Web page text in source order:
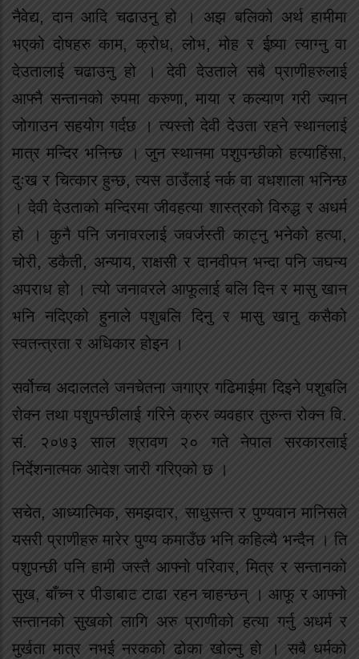
नैवेद्य, दान आदि चढाउनु हो । अझ बलिको अर्थ हामीमा
भएको दोषहरु काम, क्रोध, लोभ, मोह र ईष्र्या त्याग्नु वा
देउतालाई चढाउनु हो । देवी देउताले सबै प्राणीहरुलाई
आफ्नै सन्तानको रुपमा करुणा, माया र कल्याण गरी ज्यान
जोगाउन सहयोग गर्दछ । त्यस्तो देवी देउता रहने स्थानलाई
मात्र मन्दिर भनिन्छ । जुन स्थानमा पशुपन्छीको हत्याहिंसा,
दुःख र चित्कार हुन्छ, त्यस ठाउँलाई नर्क वा वधशाला भनिन्छ
। देवी देउताको मन्दिरमा जीवहत्या शास्त्रको विरुद्ध र अधर्म
हो । कुनै पनि जनावरलाई जवर्जस्ती काट्नु भनेको हत्या,
चोरी, डकैती, अन्याय, राक्षसी र दानवीपन भन्दा पनि जघन्य
अपराध हो । त्यो जनावरले आफूलाई बलि दिन र मासु खान
भनि नदिएको हुनाले पशुबलि दिनु र मासु खानु कसैको
स्वतन्त्रता र अधिकार होइन ।
सर्वोच्च अदालतले जनचेतना जगाएर गढिमाईमा दिइने पशुबलि
रोक्न तथा पशुपन्छीलाई गरिने क्रुर व्यवहार तुरुन्त रोक्न वि.
सं. २०७३ साल श्रावण २० गते नेपाल सरकारलाई
निर्देशनात्मक आदेश जारी गरिएको छ ।
सचेत, आध्यात्मिक, समझदार, साधुसन्त र पुण्यवान मानिसले
यसरी प्राणीहरु मारेर पुण्य कमाउँछ भनि कहिल्यै भन्दैन । ति
पशुपन्छी पनि हामी जस्तै आफ्नो परिवार, मित्र र सन्तानको
सुख, बाँच्न र पीडाबाट टाढा रहन चाहन्छन् । आफू र आफ्नो
सन्तानको सुखको लागि अरु प्राणीको हत्या गर्नु अधर्म र
मुर्खता मात्र नभई नरकको ढोका खोल्नु हो । सबै धर्मको